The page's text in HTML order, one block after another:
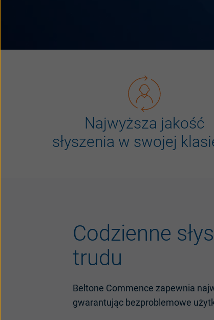
Najwyższa jakość
słyszenia w swojej
Codzienne s
trudu
Beltone Commence zapewnia
gwarantując bezproblemowe